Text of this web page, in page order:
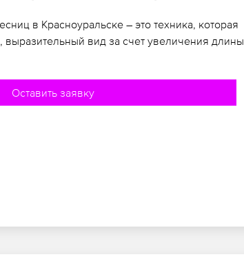
в Красноуральске – это техника, которая
выразительный вид за счет увеличения длины
Оставить заявку